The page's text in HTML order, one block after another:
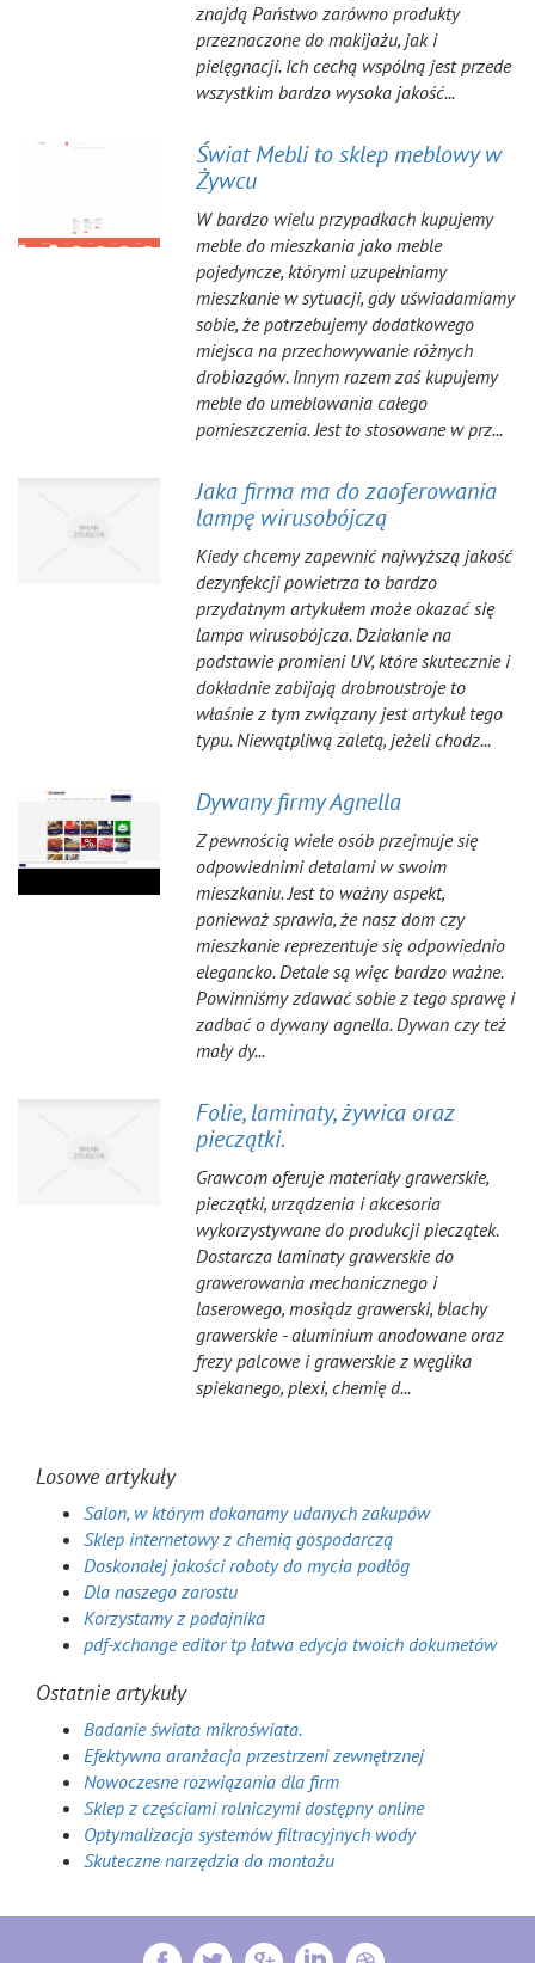
znajdą Państwo zarówno produkty
przeznaczone do makijażu, jak i
pielęgnacji. Ich cechą wspólną jest przede
wszystkim bardzo wysoka jakość...
Świat Mebli to sklep meblowy w
Żywcu
W bardzo wielu przypadkach kupujemy
meble do mieszkania jako meble
pojedyncze, którymi uzupełniamy
mieszkanie w sytuacji, gdy uświadamiamy
sobie, że potrzebujemy dodatkowego
miejsca na przechowywanie różnych
drobiazgów. Innym razem zaś kupujemy
meble do umeblowania całego
pomieszczenia. Jest to stosowane w prz...
Jaka firma ma do zaoferowania
lampę wirusobójczą
Kiedy chcemy zapewnić najwyższą jakość
dezynfekcji powietrza to bardzo
przydatnym artykułem może okazać się
lampa wirusobójcza. Działanie na
podstawie promieni UV, które skutecznie i
dokładnie zabijają drobnoustroje to
właśnie z tym związany jest artykuł tego
typu. Niewątpliwą zaletą, jeżeli chodz...
Dywany firmy Agnella
Z pewnością wiele osób przejmuje się
odpowiednimi detalami w swoim
mieszkaniu. Jest to ważny aspekt,
ponieważ sprawia, że nasz dom czy
mieszkanie reprezentuje się odpowiednio
elegancko. Detale są więc bardzo ważne.
Powinniśmy zdawać sobie z tego sprawę i
zadbać o dywany agnella. Dywan czy też
mały dy...
Folie, laminaty, żywica oraz
pieczątki.
Grawcom oferuje materiały grawerskie,
pieczątki, urządzenia i akcesoria
wykorzystywane do produkcji pieczątek.
Dostarcza laminaty grawerskie do
grawerowania mechanicznego i
laserowego, mosiądz grawerski, blachy
grawerskie - aluminium anodowane oraz
frezy palcowe i grawerskie z węglika
spiekanego, plexi, chemię d...
Losowe artykuły
Salon, w którym dokonamy udanych zakupów
Sklep internetowy z chemią gospodarczą
Doskonałej jakości roboty do mycia podłóg
Dla naszego zarostu
Korzystamy z podajnika
pdf-xchange editor tp łatwa edycja twoich dokumetów
Ostatnie artykuły
Badanie świata mikroświata.
Efektywna aranżacja przestrzeni zewnętrznej
Nowoczesne rozwiązania dla firm
Sklep z częściami rolniczymi dostępny online
Optymalizacja systemów filtracyjnych wody
Skuteczne narzędzia do montażu